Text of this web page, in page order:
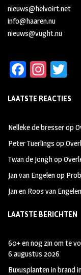
nieuws@helvoirt.net
info@haaren.nu
nieuws@vught.nu
Fa
b
oo
k
In
ag
m
tt
LAATSTE REACTIES
Nelleke de bresserop
Peter Tuerlings op
Twan de Jonghop
Jan van Engelenop
Jan en Roos van Engelen
LAATSTE BERICHTEN
60+ en nog zin om te
6 augustus 2026
Buxusplanten in brand